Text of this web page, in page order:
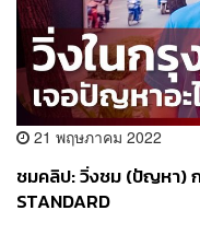
21 พฤษภาคม 2022
ชมคลิป: วิ่งชม (ปัญหา)
STANDARD